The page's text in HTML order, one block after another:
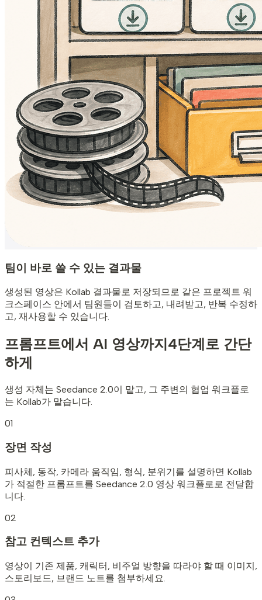
팀이 바로 쓸 수 있는 결과물
생성된 영상은 Kollab 결과물로 저장되므로 같은 프로젝트 워
크스페이스 안에서 팀원들이 검토하고, 내려받고, 반복 수정하
고, 재사용할 수 있습니다.
프롬프트에서 AI 영상까지 4단계로 간단
하게
생성 자체는 Seedance 2.0이 맡고, 그 주변의 협업 워크플로
는 Kollab가 맡습니다.
01
장면 작성
피사체, 동작, 카메라 움직임, 형식, 분위기를 설명하면 Kollab
가 적절한 프롬프트를 Seedance 2.0 영상 워크플로로 전달합
니다.
02
참고 컨텍스트 추가
영상이 기존 제품, 캐릭터, 비주얼 방향을 따라야 할 때 이미지,
스토리보드, 브랜드 노트를 첨부하세요.